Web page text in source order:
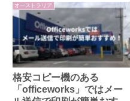
オーストラリアの悪徳ファームが
ひしめいているとされている地
域。実際にはファームが悪徳なの
ではなく、間に入る「コントラク
ター...
オーストラリア
格安コピー機のある
「officeworks」ではメー